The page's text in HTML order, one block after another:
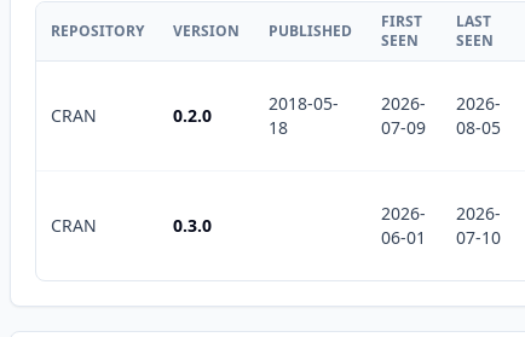
REPOSITORY VERSION PUBLISHED
FIRST
SEEN
LAST
SEEN
CRAN 0.2.0
2018-05-
18
2026-
07-09
2026-
08-05
CRAN 0.3.0
2026-
06-01
2026-
07-10